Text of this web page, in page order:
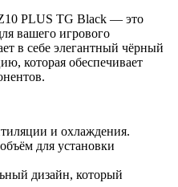
PLUS TG Black — это
вашего игрового
в себе элегантный чёрный
которая обеспечивает
и охлаждения.
для установки
дизайн, который